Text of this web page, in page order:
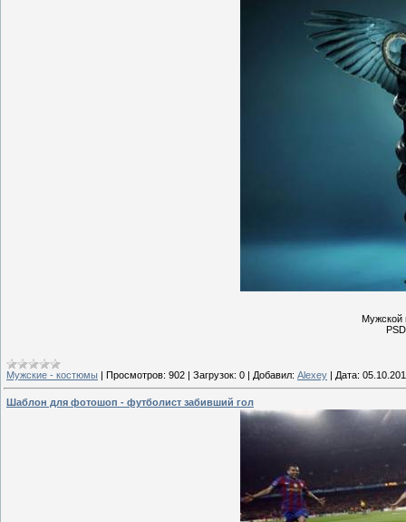
Мужской
Мужские - костюмы | Просмотров: 902 | Загрузок: 0 | Добавил: Alexey | Дата:
Шаблон для фотошоп - футболист забивший гол